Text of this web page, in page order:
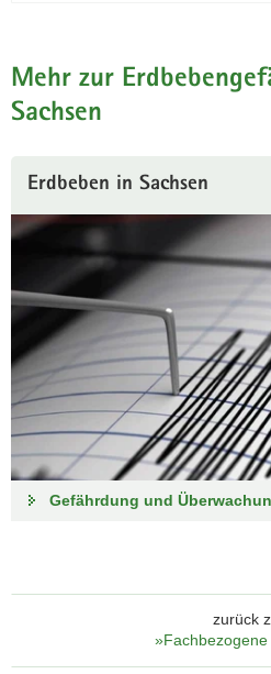
Mehr zur
Sachsen
Erdbeben in Sachsen
Gefährdung und
zurück
»Fachbezogene